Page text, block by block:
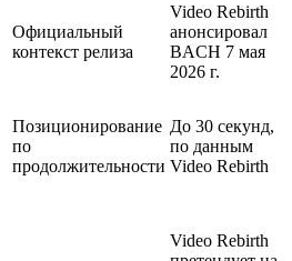
Официальный
контекст релиза
Video Rebirth
анонсировал
BACH 7 мая
2026 г.
Позиционирование
по
продолжительности
До 30 секунд,
по данным
Video Rebirth
Video Rebirth